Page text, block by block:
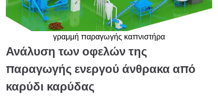
γραμμή παραγωγής καπνιστήρα
Ανάλυση των οφελών της
παραγωγής ενεργού άνθρακα από
καρύδι καρύδας